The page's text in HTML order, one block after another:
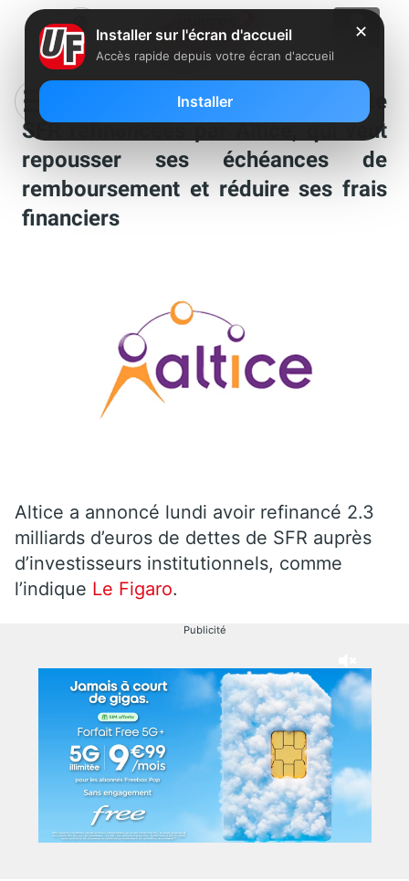
2.3 milliards d’euros de dettes de
SFR refinancées par Altice, qui veut
repousser ses échéances de
remboursement et réduire ses frais
financiers
Altice a annoncé lundi avoir refinancé 2.3
milliards d’euros de dettes de SFR auprès
d’investisseurs institutionnels, comme
l’indique Le Figaro.
Publicité
✕
Installer sur l'écran d'accueil
Accès rapide depuis votre écran d'accueil
Installer